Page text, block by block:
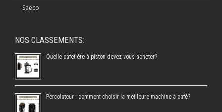
Saeco
NOS CLASSEMENTS:
Quelle cafetière à piston devez-vous acheter?
Percolateur : comment choisir la meilleure machine à café?